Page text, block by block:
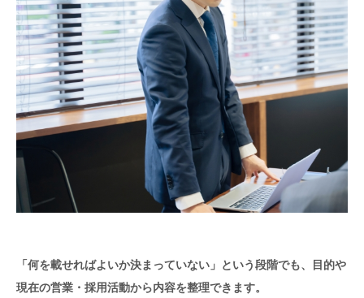
「何を載せればよいか決まっていない」という段階でも、目的や
現在の営業・採用活動から内容を整理できます。